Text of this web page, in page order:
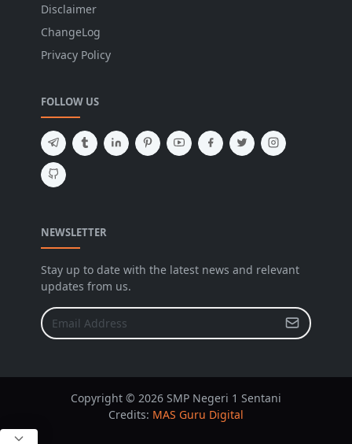
Disclaimer
ChangeLog
Privacy Policy
FOLLOW US
NEWSLETTER
Stay up to date with the latest news and relevant
updates from us.
Copyright © 2026 SMP Negeri 1 Sentani
Credits: MAS Guru Digital